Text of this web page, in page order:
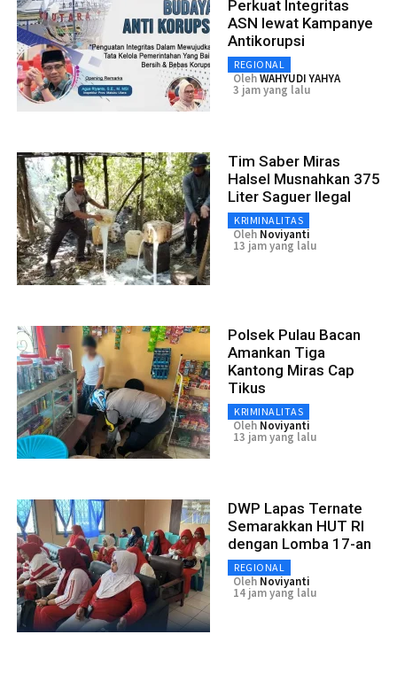
Perkuat Integritas
ASN lewat Kampanye
Antikorupsi
REGIONAL
OlehWAHYUDI YAHYA
3 jam yang lalu
Tim Saber Miras
Halsel Musnahkan 375
Liter Saguer Ilegal
KRIMINALITAS
Oleh Noviyanti
13 jam yang lalu
Polsek Pulau Bacan
Amankan Tiga
Kantong Miras Cap
Tikus
KRIMINALITAS
Oleh Noviyanti
13 jam yang lalu
DWP Lapas Ternate
Semarakkan HUT RI
dengan Lomba 17-an
REGIONAL
Oleh Noviyanti
14 jam yang lalu